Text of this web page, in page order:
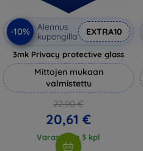
-10%
Alennus
kupongilla
EXTRA10
3mk Privacy protective glass
Mittojen mukaan
valmistettu
22,90 €
20,61 €
Varastossa 3 kpl